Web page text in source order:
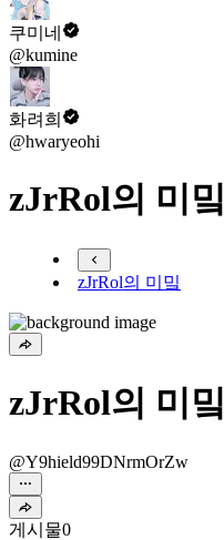
쿠미네
@kumine
화려희
@hwaryeohi
zJrRol의 미밐
zJrRol의 미밐
zJrRol의 미밐
@Y9hield99DNrmOrZw
게시물0